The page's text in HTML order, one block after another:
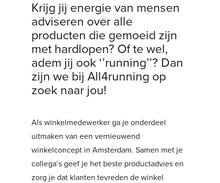
Krijg jij energie van mensen
adviseren over alle
producten die gemoeid zijn
met hardlopen? Of te wel,
adem jij ook ‘’running’’? Dan
zijn we bij All4running op
zoek naar jou!
Als winkelmedewerker ga je onderdeel
uitmaken van een vernieuwend
winkelconcept in Amsterdam. Samen met je
collega’s geef je het beste productadvies en
zorg je dat klanten tevreden de winkel